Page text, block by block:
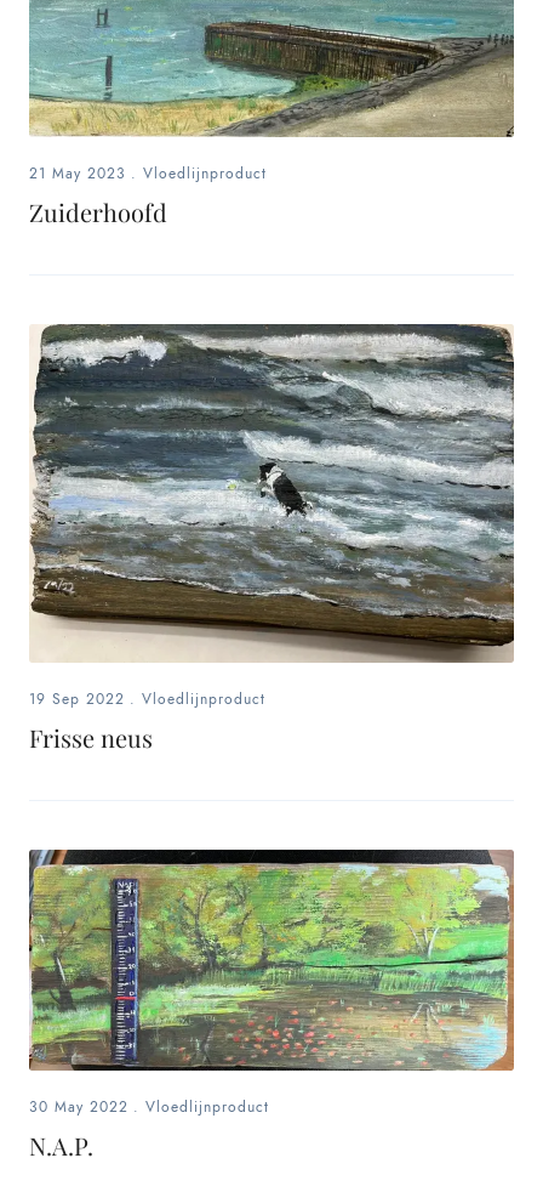
21 May 2023 . Vloedlijnproduct
Zuiderhoofd
19 Sep 2022 . Vloedlijnproduct
Frisse neus
30 May 2022 . Vloedlijnproduct
N.A.P.